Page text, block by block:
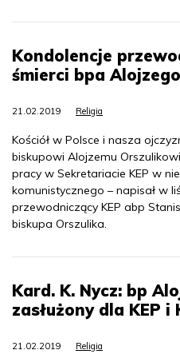
Kondolencje
śmierci bpa
21.02.2019 Religia
Kościół w Polsce i nasza
biskupowi Alojzemu
pracy w Sekretariacie KEP w
komunistycznego – napisał w
przewodniczący KEP abp
biskupa Orszulika.
Kard. K. Nycz: bp
zasłużony dla KEP i
21.02.2019 Religia